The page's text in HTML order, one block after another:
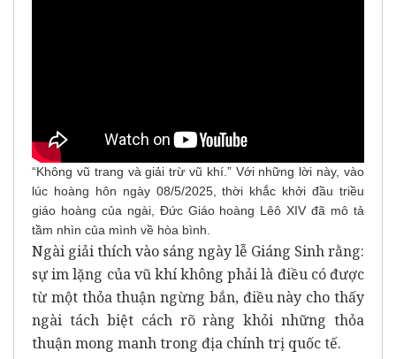
“Không vũ trang và giải trừ vũ khí.” Với những lời này, vào
lúc hoàng hôn ngày 08/5/2025, thời khắc khởi đầu triều
giáo hoàng của ngài, Đức Giáo hoàng Lêô XIV đã mô tả
tầm nhìn của mình về hòa bình.
Ngài giải thích vào sáng ngày lễ Giáng Sinh rằng:
sự im lặng của vũ khí không phải là điều có được
từ một thỏa thuận ngừng bắn, điều này cho thấy
ngài tách biệt cách rõ ràng khỏi những thỏa
thuận mong manh trong địa chính trị quốc tế.